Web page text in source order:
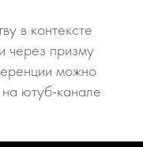
в контексте
через призму
можно
ютуб-канале